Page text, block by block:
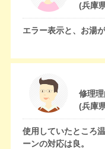
(兵庫
エラー表示と、お湯
修理理
(兵庫
使用していたところ
ーンの対応は良。